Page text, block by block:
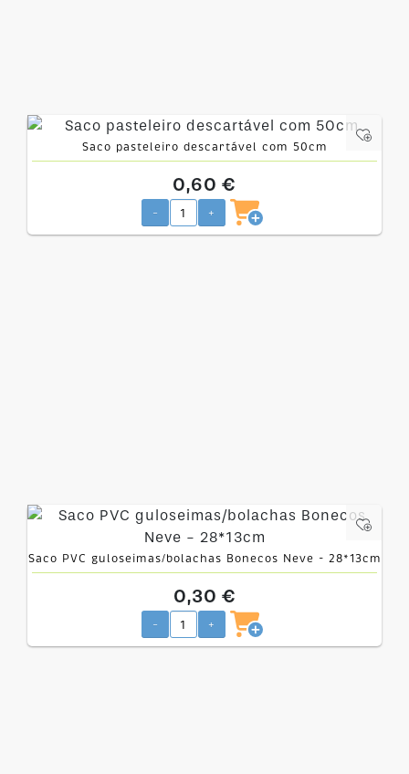
Saco pasteleiro descartável com 50cm
0,60 €
- +
Saco PVC guloseimas/bolachas Bonecos Neve - 28*13cm
0,30 €
- +